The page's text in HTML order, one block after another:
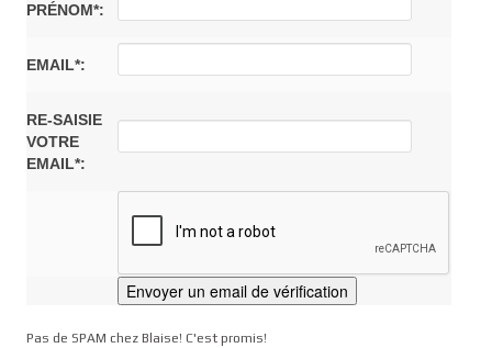
PRÉNOM*:
EMAIL*:
RE-SAISIE
VOTRE
EMAIL*:
Pas de SPAM chez Blaise! C'est promis!